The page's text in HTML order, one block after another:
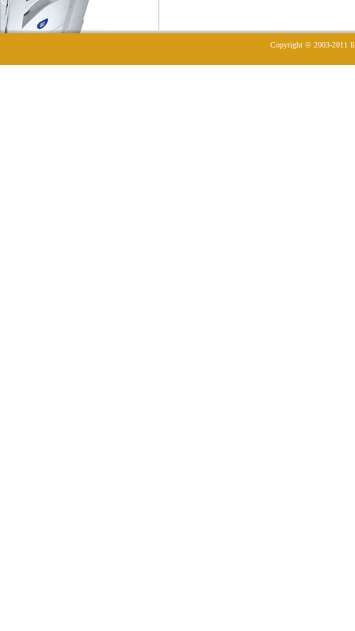
Copyright © 2003-2011